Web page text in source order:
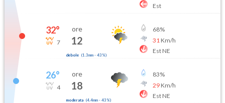
Est
32°
7
ore
12
debole (1.3mm- 43 %)
68%
31 Km/h
Est NE
26°
4
ore
18
moderata (4.4mm- 43 %)
83%
29Km/h
Est NE